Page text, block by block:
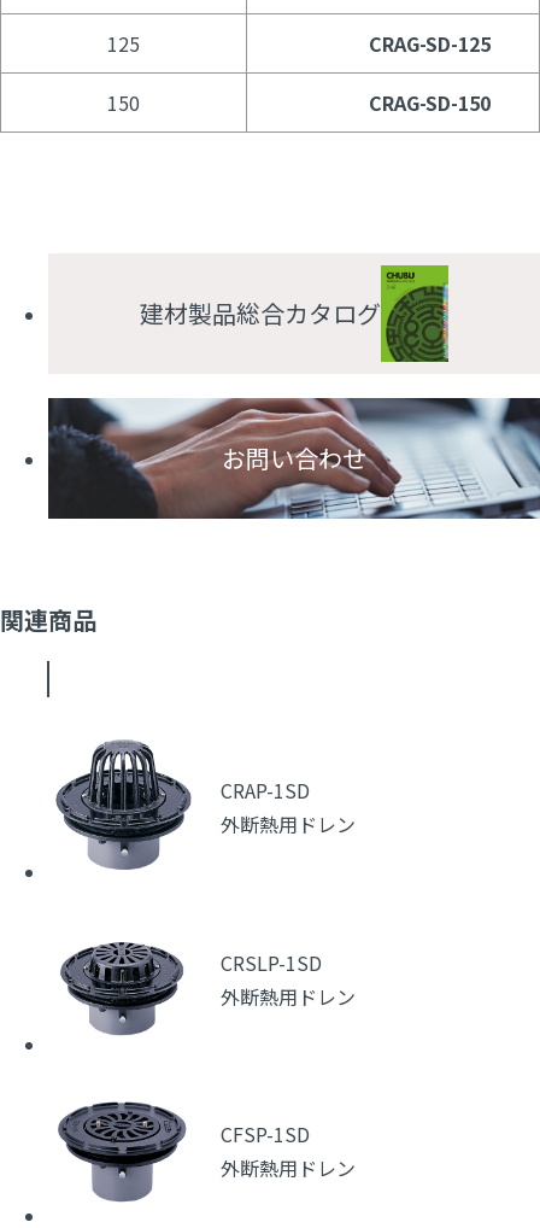
125 CRAG-SD-125
150 CRAG-SD-150
建材製品総合カタログ
お問い合わせ
関連商品
CRAP-1SD
外断熱用ドレン
CRSLP-1SD
外断熱用ドレン
CFSP-1SD
外断熱用ドレン